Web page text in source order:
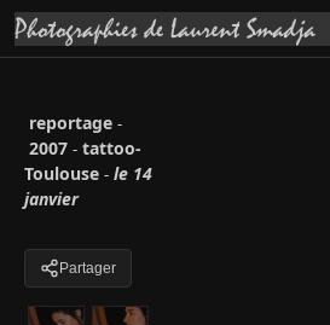
reportage -
2007 - tattoo-
Toulouse - le 14
janvier
Partager